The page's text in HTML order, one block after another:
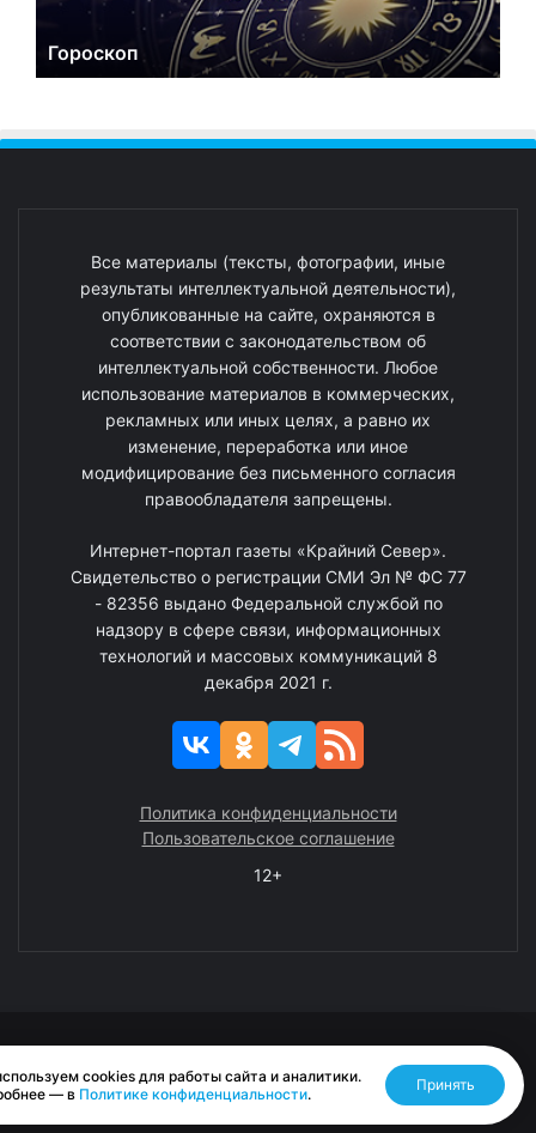
Гороскоп
Все материалы (тексты, фотографии, иные
результаты интеллектуальной деятельности),
опубликованные на сайте, охраняются в
соответствии с законодательством об
интеллектуальной собственности. Любое
использование материалов в коммерческих,
рекламных или иных целях, а равно их
изменение, переработка или иное
модифицирование без письменного согласия
правообладателя запрещены.
Интернет-портал газеты «Крайний Север».
Свидетельство о регистрации СМИ Эл № ФС 77
- 82356 выдано Федеральной службой по
надзору в сфере связи, информационных
технологий и массовых коммуникаций 8
декабря 2021 г.
Политика конфиденциальности
Пользовательское соглашение
12+
Разработано RASA
cookies для работы сайта и аналитики.
— в Политике конфиденциальности.
Принять